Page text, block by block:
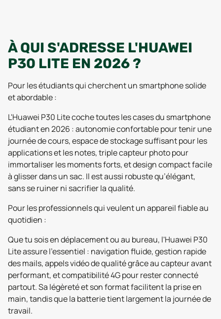
À QUI S'ADRESSE L'HUAWEI
P30 LITE EN 2026 ?
Pour les étudiants qui cherchent un smartphone solide
et abordable :
L'Huawei P30 Lite coche toutes les cases du smartphone
étudiant en 2026 : autonomie confortable pour tenir une
journée de cours, espace de stockage suffisant pour les
applications et les notes, triple capteur photo pour
immortaliser les moments forts, et design compact facile
à glisser dans un sac. Il est aussi robuste qu’élégant,
sans se ruiner ni sacrifier la qualité.
Pour les professionnels qui veulent un appareil fiable au
quotidien :
Que tu sois en déplacement ou au bureau, l'Huawei P30
Lite assure l’essentiel : navigation fluide, gestion rapide
des mails, appels vidéo de qualité grâce au capteur avant
performant, et compatibilité 4G pour rester connecté
partout. Sa légèreté et son format facilitent la prise en
main, tandis que la batterie tient largement la journée de
travail.